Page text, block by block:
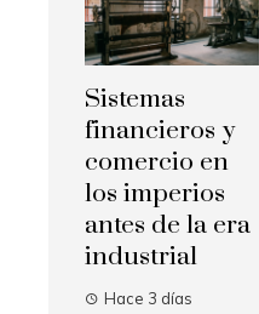
Sistemas
financieros y
comercio en
los imperios
antes de la era
industrial
Hace 3 días